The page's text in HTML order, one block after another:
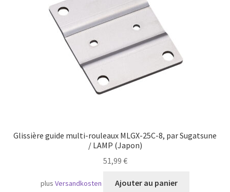
Transport maritime
Glissière guide multi-rouleaux MLGX-25C-8, par Sugatsune
/ LAMP (Japon)
51,99 €
plusVersandkosten Ajouter au panier